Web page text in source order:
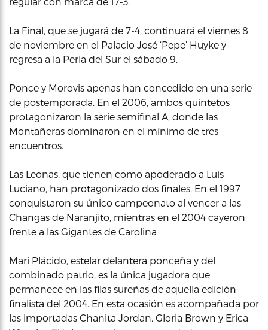
La Final, que se jugará de 7-4, continuará el viernes 8
de noviembre en el Palacio José ‘Pepe’ Huyke y
regresa a la Perla del Sur el sábado 9.
Ponce y Morovis apenas han concedido en una serie
de postemporada. En el 2006, ambos quintetos
protagonizaron la serie semifinal A, donde las
Montañeras dominaron en el mínimo de tres
encuentros.
Las Leonas, que tienen como apoderado a Luis
Luciano, han protagonizado dos finales. En el 1997
conquistaron su único campeonato al vencer a las
Changas de Naranjito, mientras en el 2004 cayeron
frente a las Gigantes de Carolina
Mari Plácido, estelar delantera ponceña y del
combinado patrio, es la única jugadora que
permanece en las filas sureñas de aquella edición
finalista del 2004. En esta ocasión es acompañada por
las importadas Chanita Jordan, Gloria Brown y Erica